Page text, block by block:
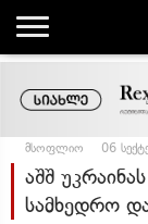
მსოფლიო 06
აშშ
სამხედრო